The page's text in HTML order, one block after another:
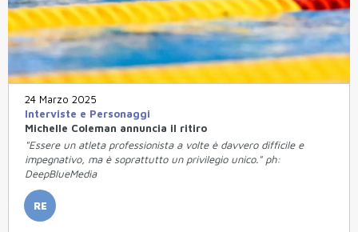
24 Marzo 2025
Interviste e Personaggi
Michelle Coleman annuncia il ritiro
"Essere un atleta professionista a volte è davvero difficile e
impegnativo, ma è soprattutto un privilegio unico." ph:
DeepBlueMedia
RE